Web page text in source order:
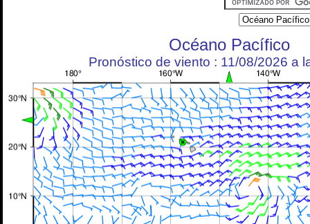
Océano Pacífico
Pronóstico de viento : 11/08/2026 a